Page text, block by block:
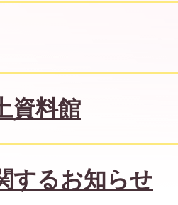
資料館
するお知らせ